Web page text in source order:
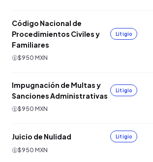
Código Nacional de
Procedimientos Civiles y
Familiares
Litigio
$950 MXN
Impugnación de Multas y
Sanciones Administrativas
Litigio
$950 MXN
Juicio de Nulidad Litigio
$950 MXN